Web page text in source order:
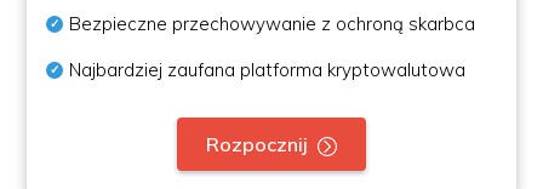
Bezpieczne przechowywanie z ochroną skarbca
Najbardziej zaufana platforma kryptowalutowa
Rozpocznij